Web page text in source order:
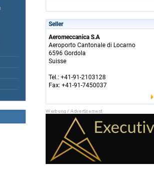
Seller
Aeromeccanica S.A
Aeroporto Cantonale di Locarno
6596 Gordola
Suisse
Tel.: +41-91-2103128
Fax: +41-91-7450037